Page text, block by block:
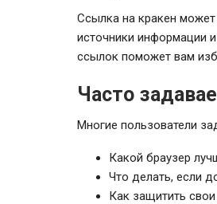
Ссылка на кракен может
источники информации
ссылок поможет вам
Часто
Многие пользователи
Какой браузер
Что делать, если
Как защитить